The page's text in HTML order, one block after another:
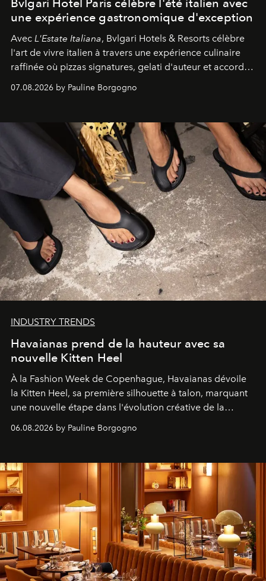
Bvlgari Hotel Paris célèbre l'été italien avec
une expérience gastronomique d'exception
Avec L'Estate Italiana, Bvlgari Hotels & Resorts célèbre
l'art de vivre italien à travers une expérience culinaire
raffinée où pizzas signatures, gelati d'auteur et accords
d'exception composent un véritable voyage sensoriel.
07.08.2026 by Pauline Borgogno
INDUSTRY TRENDS
Havaianas prend de la hauteur avec sa
nouvelle Kitten Heel
À la Fashion Week de Copenhague, Havaianas dévoile
la Kitten Heel, sa première silhouette à talon, marquant
une nouvelle étape dans l'évolution créative de la
06.08.2026 by Pauline Borgogno